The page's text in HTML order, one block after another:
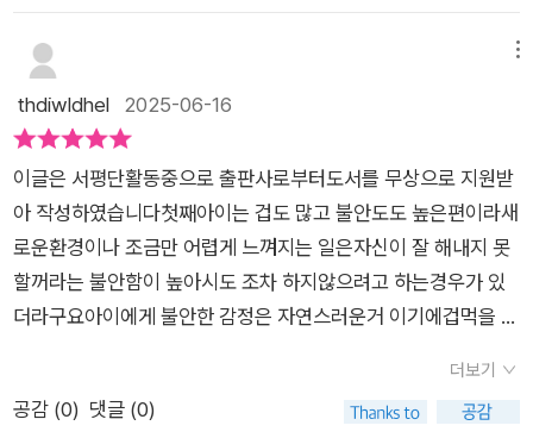
하고 결정하는 멋진 면을 가지고 있어. 규칙을 잘 지키려고 노력
하고, 처음에는 두려워하고 머뭇거리며 속도가 느릴 수 있지만 막
상 시작하면 가장 꾸준히 잘 해내지! 네가 불안을 많이 느낀다면
너에게 그런 멋진 점이 있다는 의미이기도 해. 네가 얼마나 멋진
사람인지 기억해! (41쪽)』 불안이 많은 아이를 ‘소심하다’고 단
정 짓기 쉬운 현실에서, 이 문장은 아이와 부모 모두에게 긍정적
인 시선을 갖게 해줘요. 📌 아이의 감정을 이해하는 말, ‘감정
단어들’도 함께 담겨 있어요.책 뒷부분에는 불안을 표현하는 감정
단어들이 소개되어 있어, 이 단어들을 미리 알고 있으면, 아이가
부분을 보며, 아이가 학교에서 겪는 다양한 상황에 맞게 이 단어
들을 활용할 수 있도록 함께 연습해야겠다는 생각이 들었고, 몇
고 연습할 수 있다면 얼마나 좋겠어요. <불안이많은 아이>의 저
를 키워온 아동심리 전문가에요. ‘불안한아이’에 대한 최고의 솔
수 있는 그림책을 내주셔서 참 반가웠어요. 이 책은 불안이라는
감정이 생각공장에서 만들어지는 결과물이며, 거름망을 통해 걸
러낼 수있다고 풀어냅니다. 그리고 불안이 강해지면 활성화되는
편도체를 ‘아몬드대장’이라 부르며, 아몬드 대장을 달래주는 방법
을 알려줍니다. 막연하기만 한 불안이라는 감정을 시각화, 캐릭터
화 해주니,아이들이 불안이라는 감정을 친근하게 받아들이도록
도와줘요. (그림도 너무 귀엽거든요!) 내 마음이 이렇게 작동하는
thdiwldhel 2025-06-16
이글은 서평단활동중으로 출판사로부터도서를 무상으로 지원받
아 작성하였습니다첫째아이는 겁도 많고 불안도도 높은편이라새
로운환경이나 조금만 어렵게 느껴지는 일은자신이 잘 해내지 못
할꺼라는 불안함이 높아시도 조차 하지않으려고 하는경우가 있
더라구요아이에게 불안한 감정은 자연스러운거 이기에겁먹을 필
서 새로운환경 새로운친구들을만나며 작은일에도 걱정부터 하는
첫째와불안이 사르르 사라지는 그림책을 함께 보면서불안한마음
더보기
공감 (0) 댓글 (0)